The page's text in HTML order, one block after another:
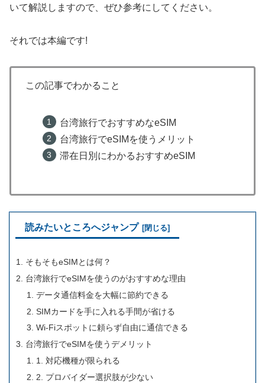
いて解説しますので、ぜひ参考にしてください。
それでは本編です!
この記事でわかること
台湾旅行でおすすめなeSIM
台湾旅行でeSIMを使うメリット
滞在日別にわかるおすすめeSIM
読みたいところへジャンプ
そもそもeSIMとは何？
台湾旅行でeSIMを使うのがおすすめな理由
データ通信料金を大幅に節約できる
SIMカードを手に入れる手間が省ける
Wi-Fiスポットに頼らず自由に通信できる
台湾旅行でeSIMを使うデメリット
1. 対応機種が限られる
2. プロバイダー選択肢が少ない